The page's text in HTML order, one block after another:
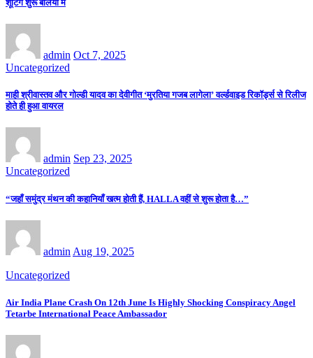
शूटिंग शुरू बलिया में
admin Oct 7, 2025
Uncategorized
माही श्रीवास्तव और गोल्डी यादव का देवीगीत ‘मुरतिया गजब लागेला’ वर्ल्डवाइड रिकॉर्ड्स से रिलीज
होते ही हुआ वायरल
admin Sep 23, 2025
Uncategorized
“जहाँ समुंद्र मंथन की कहानियाँ खत्म होती हैं, HALLA वहीं से शुरू होता है…”
admin Aug 19, 2025
Uncategorized
Air India Plane Crash On 12th June Is Highly Shocking Conspiracy Angel
Tetarbe International Peace Ambassador